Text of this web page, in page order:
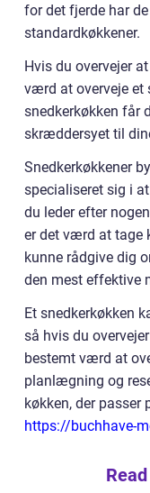
for det fjerde har
standardkøkkener.
Hvis du overvejer
værd at overveje et
snedkerkøkken får
skræddersyet til
Snedkerkøkkener
specialiseret sig i
du leder efter
er det værd at tage
kunne rådgive dig
den mest effektive
Et snedkerkøkken
så hvis du
bestemt værd at
planlægning og
køkken, der
https://buchhave-